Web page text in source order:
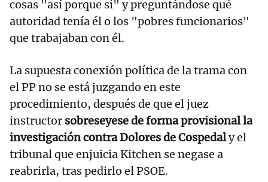
cosas "así porque sí" y preguntándose qué
autoridad tenía él o los "pobres funcionarios"
que trabajaban con él.
La supuesta conexión política de la trama con
el PP no se está juzgando en este
procedimiento, después de que el juez
instructor sobreseyese de forma provisional la
investigación contra Dolores de Cospedaly el
tribunal que enjuicia Kitchen se negase a
reabrirla, tras pedirlo el PSOE.